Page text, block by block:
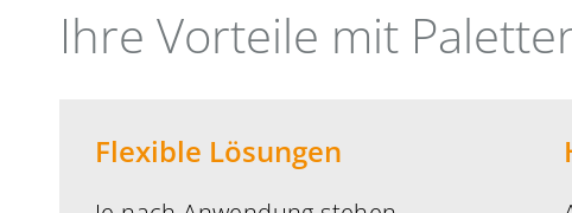
Ihre Vorteile mit
Flexible Lösungen